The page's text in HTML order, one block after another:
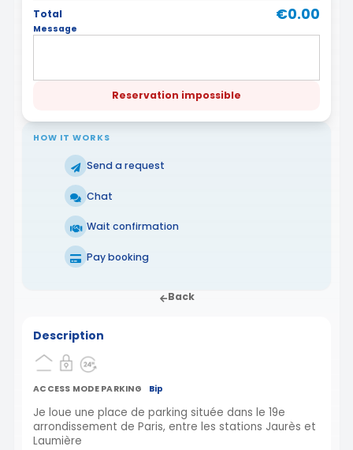
Total
€0.00
Message
Reservation impossible
HOW IT WORKS
Send a request
Chat
Wait confirmation
Pay booking
Back
Description
ACCESS MODE PARKING Bip
Je loue une place de parking située dans le 19e
arrondissement de Paris, entre les stations Jaurès et
Laumière